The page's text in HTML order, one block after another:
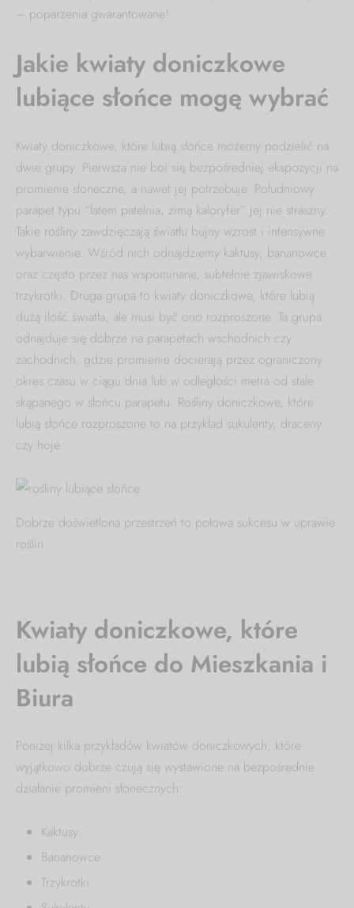
– poparzenia gwarantowane!
Jakie kwiaty doniczkowe
lubiące słońce mogę wybrać
Kwiaty doniczkowe, które lubią słońce możemy podzielić na
dwie grupy. Pierwsza nie boi się bezpośredniej ekspozycji na
promienie słoneczne, a nawet jej potrzebuje. Południowy
parapet typu “latem patelnia, zimą kaloryfer” jej nie straszny.
Takie rośliny zawdzięczają światłu bujny wzrost i intensywne
wybarwienie. Wśród nich odnajdziemy kaktusy, bananowce
oraz często przez nas wspominane, subtelnie zjawiskowe
trzykrotki. Druga grupa to kwiaty doniczkowe, które lubią
dużą ilość światła, ale musi być ono rozproszone. Ta grupa
odnajduje się dobrze na parapetach wschodnich czy
zachodnich, gdzie promienie docierają przez ograniczony
okres czasu w ciągu dnia lub w odległości metra od stale
skąpanego w słońcu parapetu. Rośliny doniczkowe, które
lubią słońce rozproszone to na przykład sukulenty, draceny
czy hoje.
Dobrze doświetlona przestrzeń to połowa sukcesu w uprawie
roślin
Kwiaty doniczkowe, które
lubią słońce do Mieszkania i
Biura
Poniżej kilka przykładów kwiatów doniczkowych, które
wyjątkowo dobrze czują się wystawione na bezpośrednie
działanie promieni słonecznych:
Kaktusy
Bananowce
Trzykrotki